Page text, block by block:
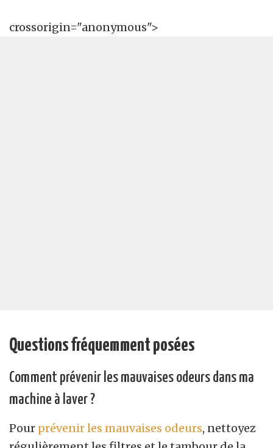
crossorigin="anonymous">
Questions fréquemment posées
Comment prévenir les mauvaises odeurs dans ma
machine à laver ?
Pour prévenir les mauvaises odeurs, nettoyez